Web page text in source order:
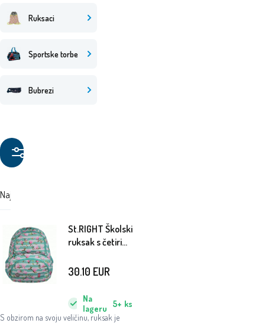
Ruksaci
Sportske torbe
Bubrezi
Najskuplji
St.RIGHT Školski
ruksak s četiri
Magnolia
S obzirom na svoju veličinu, ruksak je
Na
lageru
5+ ks
30.10 EUR